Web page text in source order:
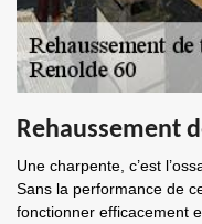
Rehaussement
Une charpente, c’est
Sans la performance de
fonctionner efficacement